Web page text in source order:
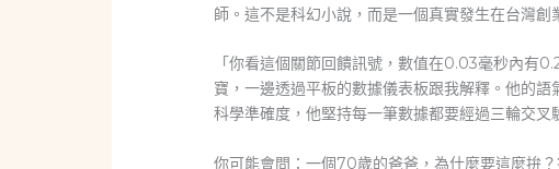
師。這不是科幻小說，而是一個真實發生在台灣創
「你看這個關節回饋訊號，數值在0.03毫秒內有
寶，一邊透過平板的數據儀表板跟我解釋。他的
科學準確度，他堅持每一筆數據都要經過三輪交
你可能會問：一個70歲的爸爸，為什麼要這麼拚